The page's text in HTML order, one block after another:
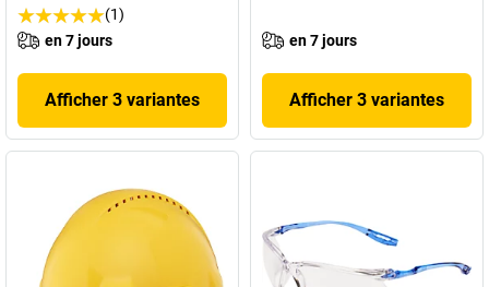
(1)
en 7 jours
Afficher 3 variantes
en 7 jours
Afficher 3 variantes